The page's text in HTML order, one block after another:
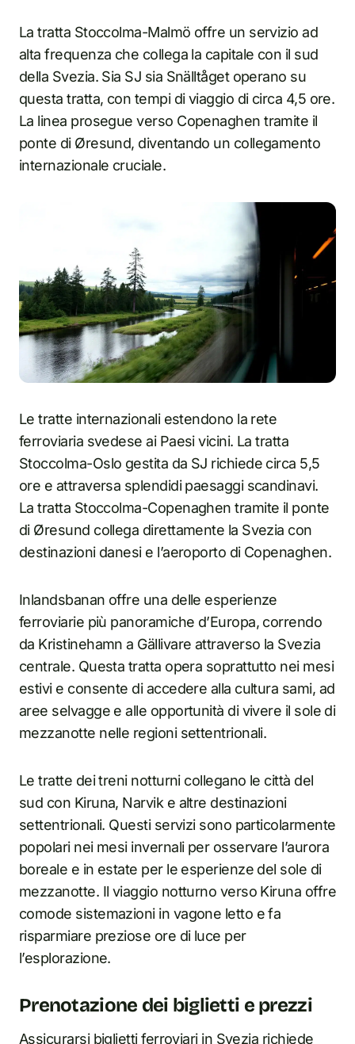
La tratta Stoccolma-Malmö offre un servizio ad
alta frequenza che collega la capitale con il sud
della Svezia. Sia SJ sia Snälltåget operano su
questa tratta, con tempi di viaggio di circa 4,5 ore.
La linea prosegue verso Copenaghen tramite il
ponte di Øresund, diventando un collegamento
internazionale cruciale.
Le tratte internazionali estendono la rete
ferroviaria svedese ai Paesi vicini. La tratta
Stoccolma-Oslo gestita da SJ richiede circa 5,5
ore e attraversa splendidi paesaggi scandinavi.
La tratta Stoccolma-Copenaghen tramite il ponte
di Øresund collega direttamente la Svezia con
destinazioni danesi e l’aeroporto di Copenaghen.
Inlandsbanan offre una delle esperienze
ferroviarie più panoramiche d’Europa, correndo
da Kristinehamn a Gällivare attraverso la Svezia
centrale. Questa tratta opera soprattutto nei mesi
estivi e consente di accedere alla cultura sami, ad
aree selvagge e alle opportunità di vivere il sole di
mezzanotte nelle regioni settentrionali.
Le tratte dei treni notturni collegano le città del
sud con Kiruna, Narvik e altre destinazioni
settentrionali. Questi servizi sono particolarmente
popolari nei mesi invernali per osservare l’aurora
boreale e in estate per le esperienze del sole di
mezzanotte. Il viaggio notturno verso Kiruna offre
comode sistemazioni in vagone letto e fa
risparmiare preziose ore di luce per
l’esplorazione.
Prenotazione dei biglietti e prezzi
Assicurarsi biglietti ferroviari in Svezia richiede